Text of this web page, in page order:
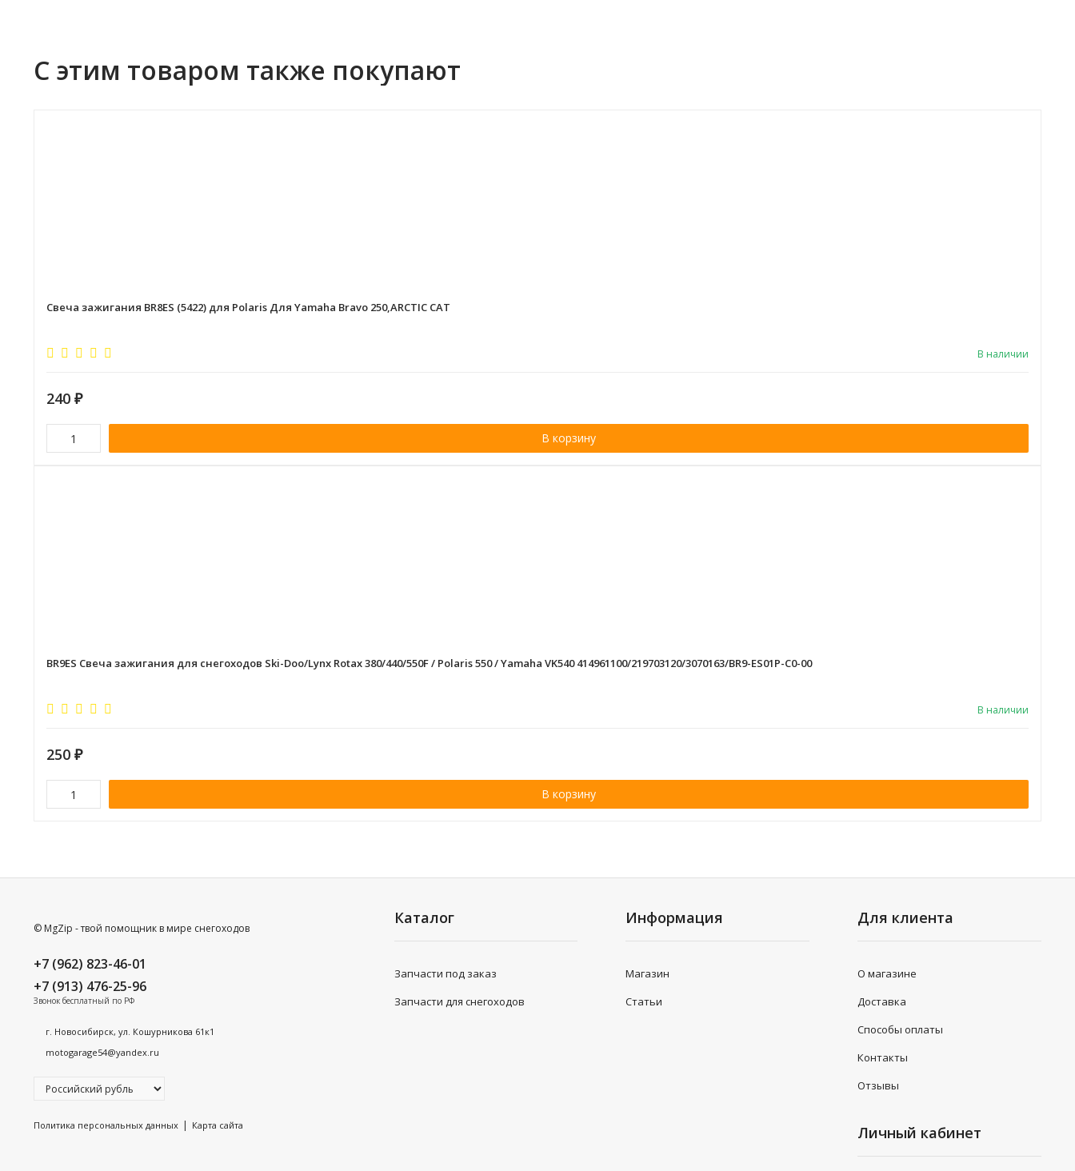
С этим товаром также покупают
Свеча зажигания BR8ES (5422) для Polaris Для Yamaha Bravo 250,ARCTIC CAT
В наличии
240 ₽
В корзину
BR9ES Свеча зажигания для снегоходов Ski-Doo/Lynx Rotax 380/440/550F / Polaris 550 / Yamaha VK540 414961100/219703120/3070163/BR9-ES01P-C0-00
В наличии
250 ₽
В корзину
© MgZip - твой помощник в мире снегоходов
+7 (962) 823-46-01
+7 (913) 476-25-96
Звонок бесплатный по РФ
г. Новосибирск, ул. Кошурникова 61к1
motogarage54@yandex.ru
Политика персональных данных | Карта сайта
Каталог
Запчасти под заказ
Запчасти для снегоходов
Информация
Магазин
Статьи
Для клиента
О магазине
Доставка
Способы оплаты
Контакты
Отзывы
Личный кабинет